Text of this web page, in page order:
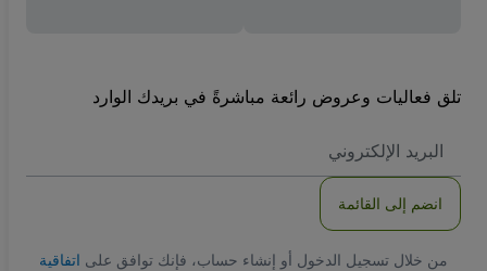
تلق فعاليات وعروض رائعة مباشرةً في بريدك الوارد
الاكتروني
انضم إلى القائمة
من خلال تسجيل الدخول أو إنشاء حساب، فإنك توافق على اتفاقية